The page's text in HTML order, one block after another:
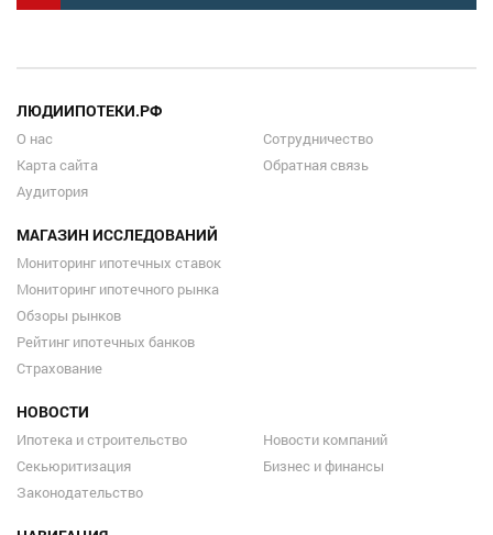
ЛЮДИИПОТЕКИ.РФ
О нас
Карта сайта
Аудитория
Сотрудничество
Обратная связь
МАГАЗИН ИССЛЕДОВАНИЙ
Мониторинг ипотечных ставок
Мониторинг ипотечного рынка
Обзоры рынков
Рейтинг ипотечных банков
Страхование
НОВОСТИ
Ипотека и строительство
Секьюритизация
Законодательство
Новости компаний
Бизнес и финансы